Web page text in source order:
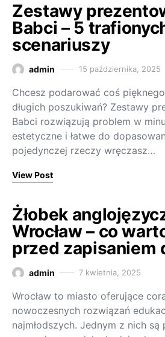
Zestawy
Babci – 5
scenariuszy
admin 15 października, 2025
Chcesz podarować coś
długich poszukiwań? Zestawy
Babci rozwiązują problem w
estetyczne i łatwe do
pojedynczej rzeczy wręczasz…
View Post
Żłobek
Wrocław – co
przed zapisaniem
admin 7 kwietnia, 2025
Wrocław to miasto oferujące
nowoczesnych rozwiązań
najmłodszych. Jednym z nich są